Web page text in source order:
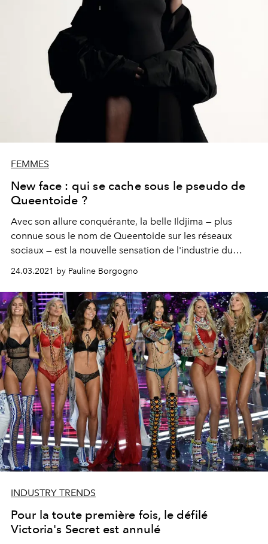
FEMMES
New face : qui se cache sous le pseudo de
Queentoide ?
Avec son allure conquérante, la belle Ildjima — plus
connue sous le nom de Queentoide sur les réseaux
sociaux — est la nouvelle sensation de l'industrie du
mannequinat.
24.03.2021 by Pauline Borgogno
INDUSTRY TRENDS
Pour la toute première fois, le défilé
Victoria's Secret est annulé